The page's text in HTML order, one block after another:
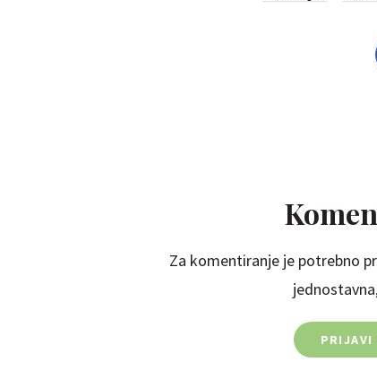
Za komentiranje je potrebno
PRIJAVI